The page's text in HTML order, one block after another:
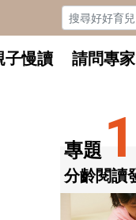
子慢讀 請問專家
專題 1
分齡閱讀